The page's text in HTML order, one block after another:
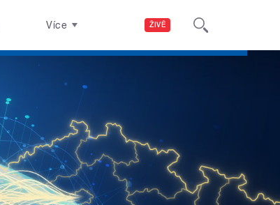
ŽIVĚ
Více